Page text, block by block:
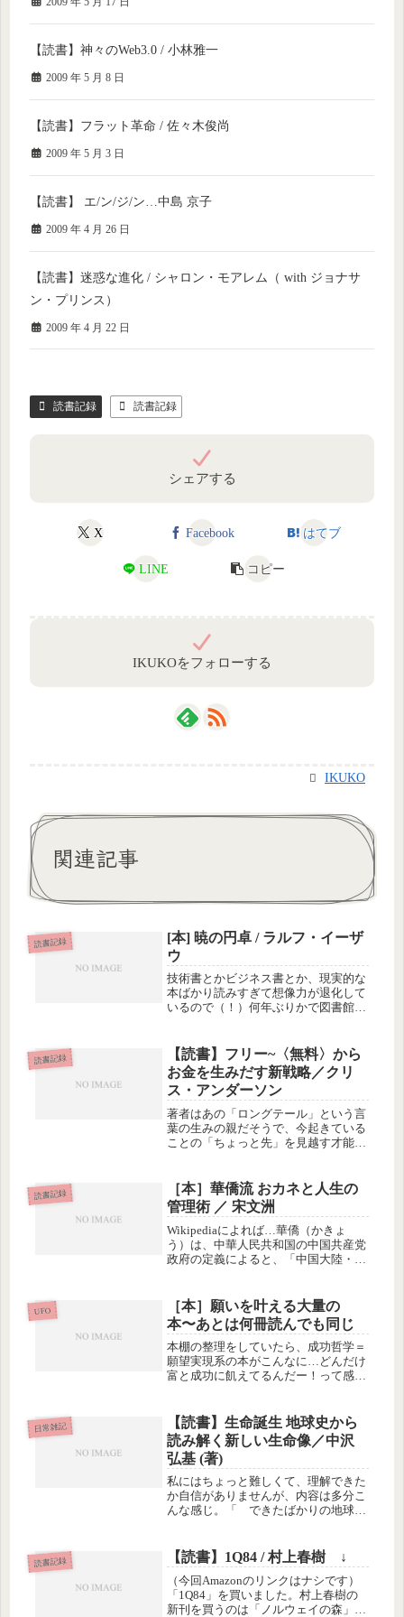
【読書】神々のWeb3.0 / 小林雅一
2009 年 5 月 8 日
【読書】フラット革命 / 佐々木俊尚
2009 年 5 月 3 日
【読書】 エ/ン/ジ/ン…中島 京子
2009 年 4 月 26 日
【読書】迷惑な進化 / シャロン・モアレム（ with ジョナサ
ン・プリンス）
2009 年 4 月 22 日
読書記録 読書記録
シェアする
X Facebook はてブ
LINE コピー
IKUKOをフォローする
IKUKO
関連記事
読書記録
[本] 暁の円卓 / ラルフ・イーザ
ウ
技術書とかビジネス書とか、現実的な
本ばかり読みすぎて想像力が退化して
いるので（！）何年ぶりかで図書館へ
言っても、海外のファンタジーをなめ
てはいけません。西洋には子ども向け
の...
読書記録
【読書】フリー~〈無料〉から
お金を生みだす新戦略／クリ
ス・アンダーソン
著者はあの「ロングテール」という言
葉の生みの親だそうで、今起きている
ことの「ちょっと先」を見越す才能の
て、詳しく分析・解説してくれていま
す。詳しい内容はこちらなどで紹介し
てい...
読書記録
［本］華僑流 おカネと人生の
管理術 ／ 宋文洲
Wikipediaによれば…華僑（かきょ
う）は、中華人民共和国の中国共産党
政府の定義によると、「中国大陸・台
民族」を指す呼称である。つまり、本
国を離れて世界中で暮らす中国人...
UFO
［本］願いを叶える大量の
本〜あとは何冊読んでも同じ
本棚の整理をしていたら、成功哲学＝
願望実現系の本がこんなに…どんだけ
富と成功に飢えてるんだー！って感じ
イスで売った記憶があるので、この倍
は読んだってことですね…(~_~...
日常雑記
【読書】生命誕生 地球史から
読み解く新しい生命像／中沢
弘基 (著)
私にはちょっと難しくて、理解できた
か自信がありませんが、内容は多分こ
んな感じ。「 できたばかりの地球が
注ぐ時期があって、隕石がどかんどか
ん衝突する時、いろんな物質ができた
よ...
読書記録 【読書】1Q84 / 村上春樹 ↓
（今回Amazonのリンクはナシです）
「1Q84」を買いました。村上春樹の
新刊を買うのは「ノルウェイの森」上